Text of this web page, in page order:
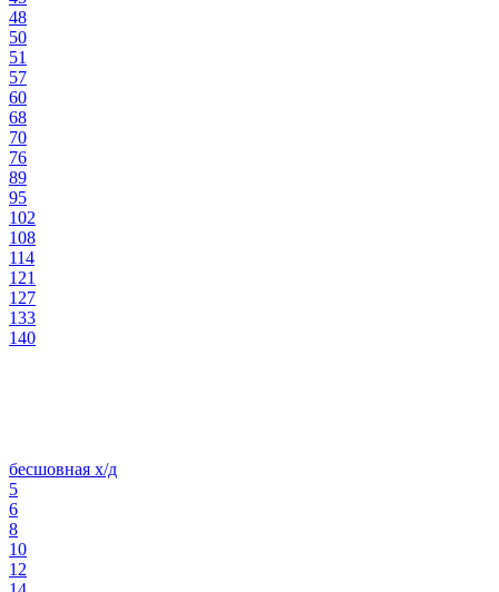
48
50
51
57
60
68
70
76
89
95
102
108
114
121
127
133
140
бесшовная х/д
5
6
8
10
12